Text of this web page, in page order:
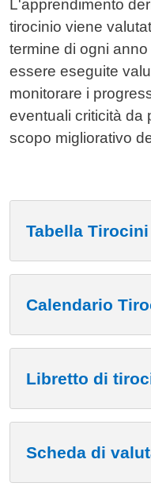
L'apprendimento
tirocinio viene
termine di ogni
essere eseguite
monitorare i
eventuali criticità da
scopo migliorativo
Tabella Tirocini
Calendario
Libretto di
Scheda di